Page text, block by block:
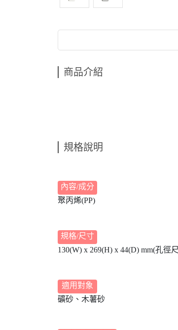
商品介紹
規格說明
內容/成分
聚丙烯(PP)
規格/尺寸
130(W) x 269(H) x 44(D) mm(孔徑
適用對象
礦砂、木薯砂